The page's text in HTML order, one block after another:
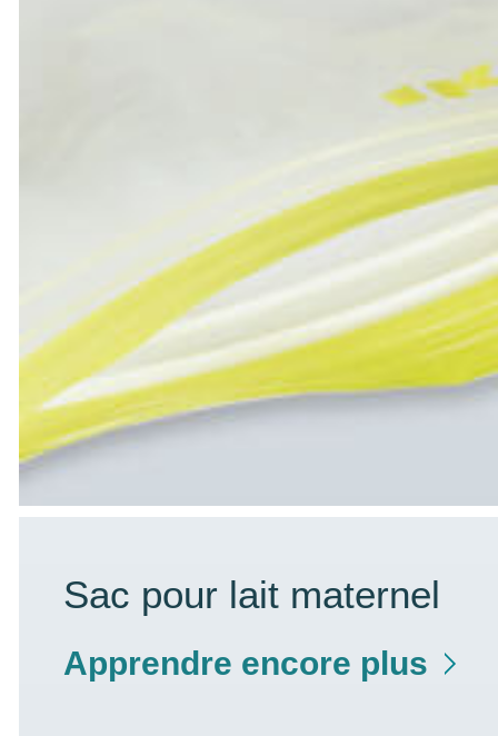
Sac pour lait maternel
Apprendre encore plus